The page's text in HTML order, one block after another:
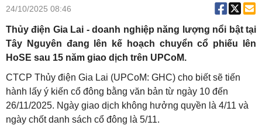
24/10/2025 08:46
Thủy điện Gia Lai - doanh nghiệp năng lượng nổi bật tại
Tây Nguyên đang lên kế hoạch chuyển cổ phiếu lên
HoSE sau 15 năm giao dịch trên UPCoM.
CTCP Thủy điện Gia Lai (UPCoM: GHC) cho biết sẽ tiến
hành lấy ý kiến cổ đông bằng văn bản từ ngày 10 đến
26/11/2025. Ngày giao dịch không hưởng quyền là 4/11 và
ngày chốt danh sách cổ đông là 5/11.